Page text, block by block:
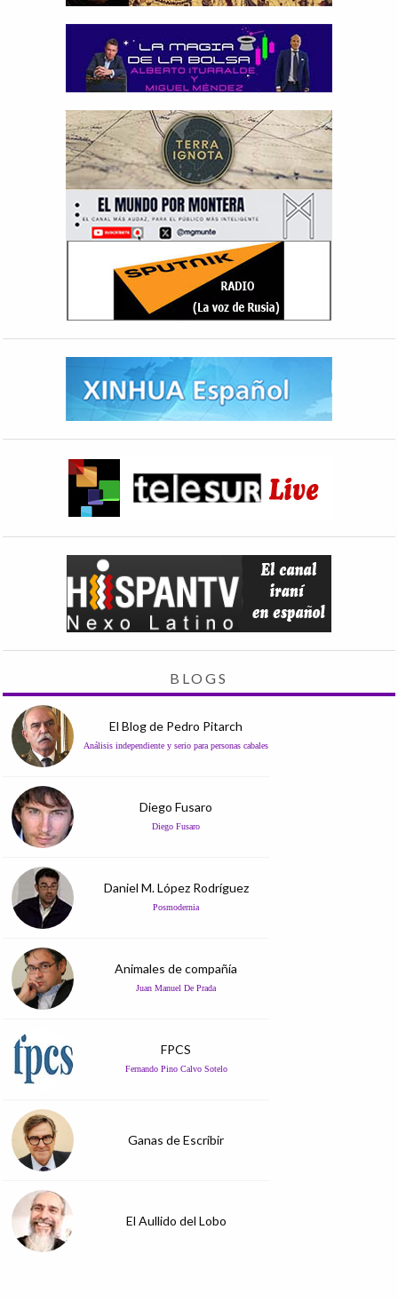
BLOGS
El Blog de Pedro Pitarch
Análisis independiente y serio para personas cabales
Diego Fusaro
Diego Fusaro
Daniel M. López Rodríguez
Posmodernia
Animales de compañía
Juan Manuel De Prada
FPCS
Fernando Pino Calvo Sotelo
Ganas de Escribir
El Aullido del Lobo